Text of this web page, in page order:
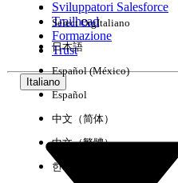
Esperienza
Sviluppatori Salesforce
Trailhead
Formazione
Trust
Italiano
Select OrgItaliano
日本語
Español (México)
Español
中文（简体）
中文（繁體）
한국어